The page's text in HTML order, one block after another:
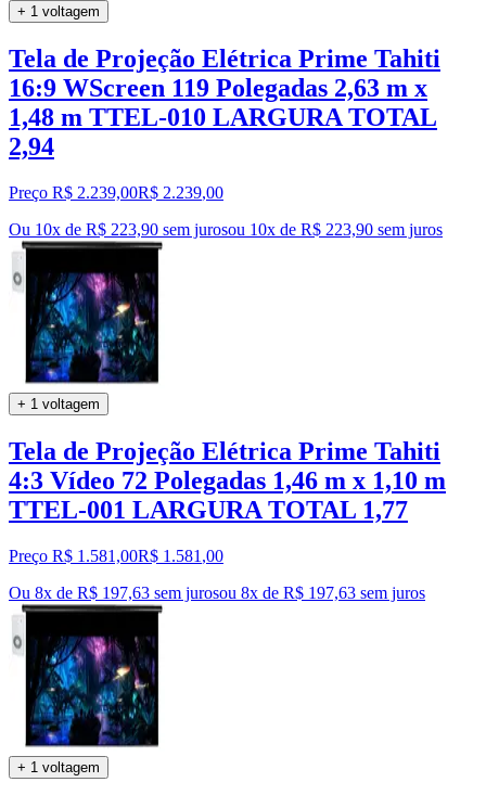
+ 1 voltagem
Tela de Projeção Elétrica Prime Tahiti
16:9 WScreen 119 Polegadas 2,63 m x
1,48 m TTEL-010 LARGURA TOTAL
2,94
Preço R$ 2.239,00R$ 2.239,00
Ou 10x de R$ 223,90 sem jurosou 10x de R$ 223,90 sem juros
+ 1 voltagem
Tela de Projeção Elétrica Prime Tahiti
4:3 Vídeo 72 Polegadas 1,46 m x 1,10 m
TTEL-001 LARGURA TOTAL 1,77
Preço R$ 1.581,00R$ 1.581 ,00
Ou 8x de R$ 197,63 sem jurosou 8x de R$ 197,63 sem juros
+ 1 voltagem